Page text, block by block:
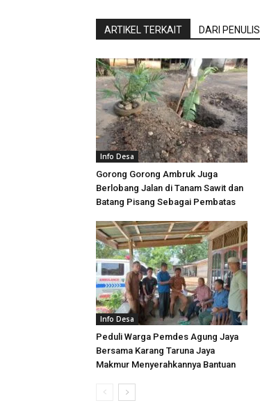
ARTIKEL TERKAIT DARI PENULIS
Info Desa
Gorong Gorong Ambruk Juga
Berlobang Jalan di Tanam Sawit dan
Batang Pisang Sebagai Pembatas
Info Desa
Peduli Warga Pemdes Agung Jaya
Bersama Karang Taruna Jaya
Makmur Menyerahkannya Bantuan